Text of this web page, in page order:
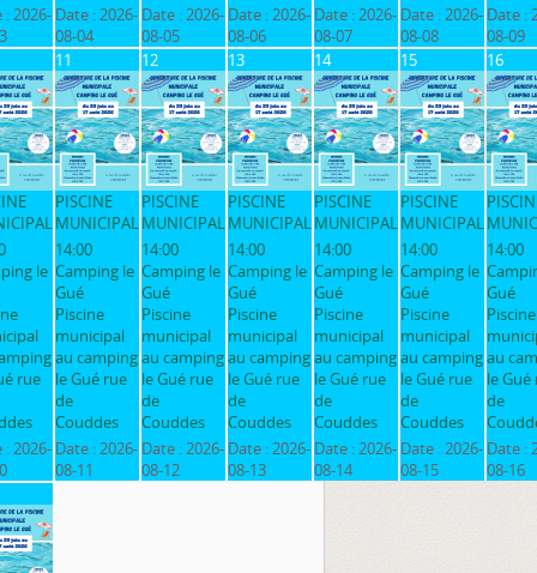
:2026- Date :2026-
08-04
Date :2026-
08-05
Date :2026-
08-06
Date :2026-
08-07
Date :2026-
08-08
Date :
08-09
le
rue
:2026-
11
PISCINE
MUNICIPAL
14:00
Camping le
Gué
Piscine
municipal
au camping
le Gué rue
de
Couddes
Date :2026-
08-11
12
PISCINE
MUNICIPAL
14:00
Camping le
Gué
Piscine
municipal
au camping
le Gué rue
de
Couddes
Date :2026-
08-12
13
PISCINE
MUNICIPAL
14:00
Camping le
Gué
Piscine
municipal
au camping
le Gué rue
de
Couddes
Date :2026-
08-13
14
PISCINE
MUNICIPAL
14:00
Camping le
Gué
Piscine
municipal
au camping
le Gué rue
de
Couddes
Date :2026-
08-14
15
PISCINE
MUNICIPAL
14:00
Camping le
Gué
Piscine
municipal
au camping
le Gué rue
de
Couddes
Date :2026-
08-15
16
14:00
Gué
Piscine
au
le Gué
de
Date :
08-16